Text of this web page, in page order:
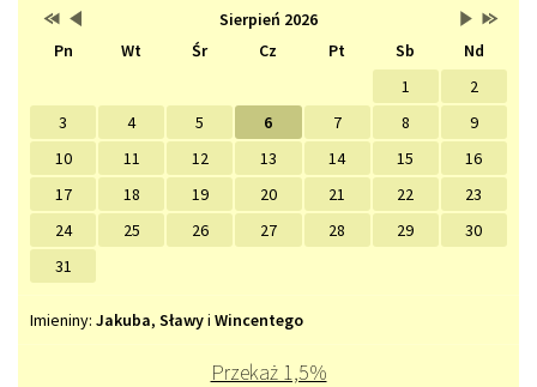
Kalendarz Lista
wydarzeń
Sierpień 2026Brak
PrzestawPrzestaw
na
Przestaw
na
Wrzesień
2026
na
Sierpień
2027
Pn Wt Śr Cz Pt Sb
Nd
1
2
3
4 5 6 7 8
9
10
11 12 13 14 15
16
17
18 19 20 21 22
23
24
25 26 27 28 29
30
31
Imieniny
Imieniny: Jakuba, Sławyi Wincentego
Przekaż 1,5%